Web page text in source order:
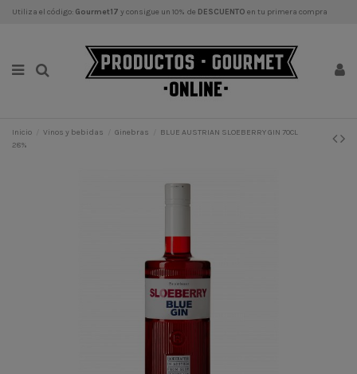
Utiliza el código: Gourmet17 y consigue un 10% de DESCUENTO en tu primera compra
Inicio Vinos y bebidas Ginebras
BLUE AUSTRIAN SLOEBERRY GIN 70CL
28%